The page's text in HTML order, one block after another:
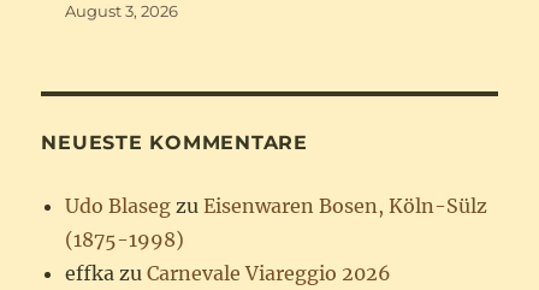
August 3, 2026
NEUESTE KOMMENTARE
Udo Blaseg zuEisenwaren Bosen, Köln-Sülz
(1875-1998)
effka zuCarnevale Viareggio 2026